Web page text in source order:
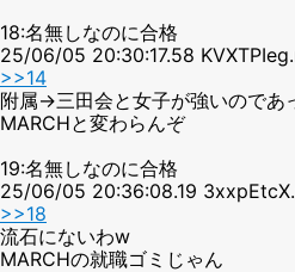
18:名無しなのに合格
25/06/05 20:30:17.58
>>14
附属→三田会と女子が強いのであ
MARCHと変わらんぞ
19:名無しなのに合格
25/06/05 20:36:08.19
>>18
流石にないわw
MARCHの就職ゴミじゃん